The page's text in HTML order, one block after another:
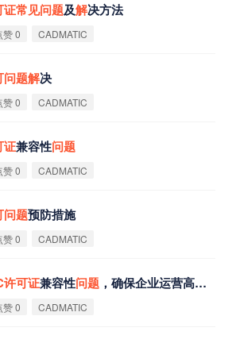
证常见问题及解决方法
赞 0 CADMATIC
问题解决
赞 0 CADMATIC
证兼容性问题
赞 0 CADMATIC
问题预防措施
赞 0 CADMATIC
许可证兼容性问题 ，确保企业运营高效稳定
赞 0 CADMATIC